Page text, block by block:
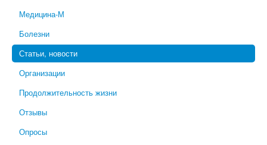
Медицина-М
Болезни
Статьи, новости
Организации
Продолжительность жизни
Отзывы
Опросы